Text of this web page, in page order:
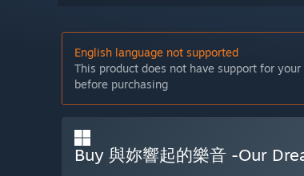
English language not supported
This product does not have support for
before purchasing
Buy 與妳響起的樂音 -Our